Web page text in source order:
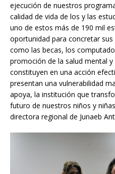
ejecución de nuestros
calidad de vida de los y las
uno de estos más de 190 mil
oportunidad para concretar
como las becas, los
promoción de la salud mental
constituyen en una acción
presentan una vulnerabilidad
apoya, la institución que
futuro de nuestros niños y
directora regional de Junaeb